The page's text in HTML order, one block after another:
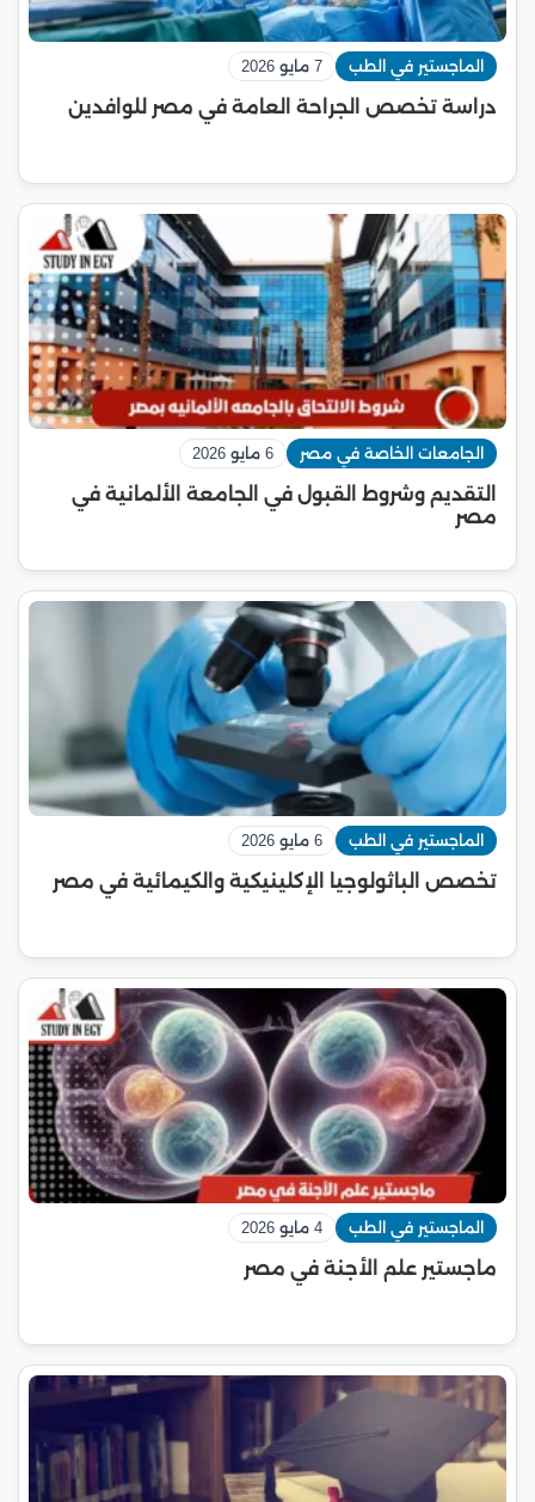
الماجستير في الطب 7 مايو 2026
دراسة تخصص الجراحة العامة في مصر للوافدين
الجامعات الخاصة في مصر 6 مايو 2026
التقديم وشروط القبول في الجامعة الألمانية في
مصر
الماجستير في الطب 6 مايو 2026
تخصص الباثولوجيا الإكلينيكية والكيمائية في مصر
الماجستير في الطب 4 مايو 2026
ماجستير علم الأجنة في مصر